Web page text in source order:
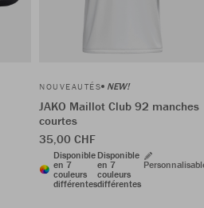
NOUVEAUTÉS NEW!
JAKO Maillot Club 92 manches
courtes
35,00 CHF
Disponible
en 7
couleurs
différentes
Disponible
en 7
couleurs
différentes